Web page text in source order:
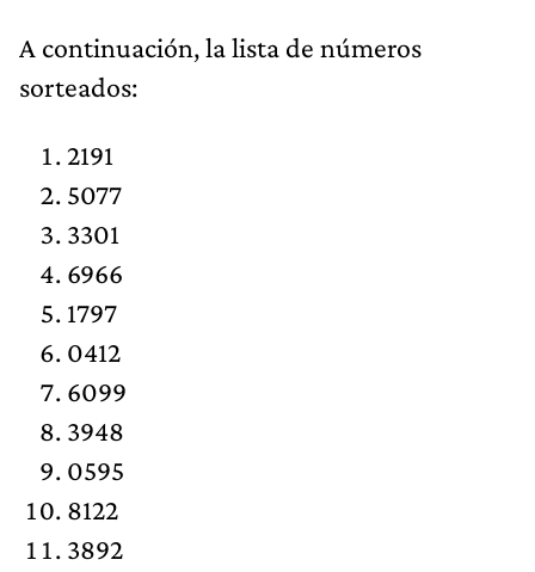
​A continuación, la lista de números
sorteados:
2191
5077
3301
6966
1797
0412
6099
3948
0595
8122
3892